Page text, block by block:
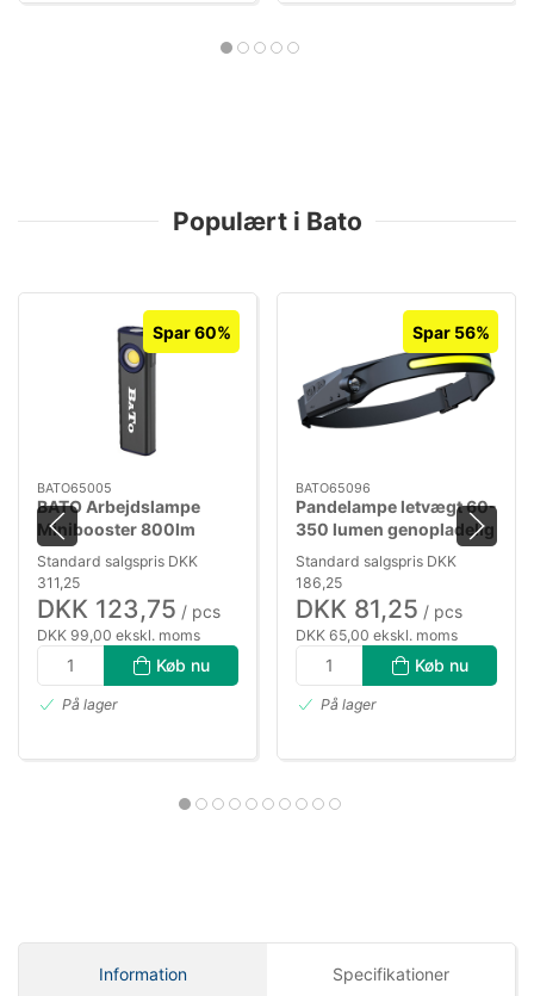
Populært i Bato
Spar 60%
BATO65005
BATO Arbejdslampe
Minibooster 800lm
genopl.
Standard salgspris DKK
311,25
DKK 123,75 / pcs
DKK 99,00 ekskl. moms
Køb nu
På lager
Spar 56%
BATO65096
Pandelampe letvægt 60-
350 lumen genopladelig
Standard salgspris DKK
186,25
DKK 81,25 / pcs
DKK 65,00 ekskl. moms
Køb nu
På lager
Information Specifikationer